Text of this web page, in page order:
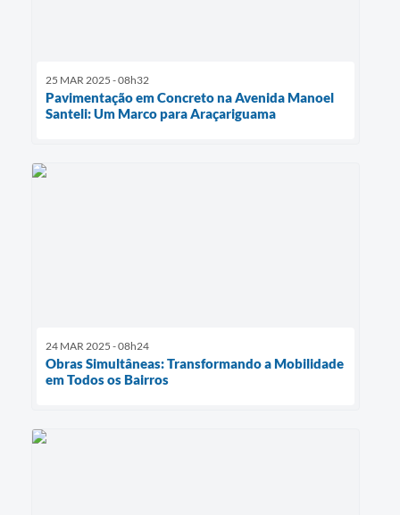
25 MAR 2025 - 08h32
Pavimentação em Concreto na Avenida Manoel
Santeli: Um Marco para Araçariguama
24 MAR 2025 - 08h24
Obras Simultâneas: Transformando a Mobilidade
em Todos os Bairros